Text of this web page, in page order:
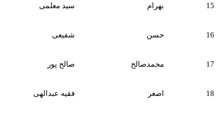
15 بهرام سید معلمی
16 حسن شفیعی
17 محمدصالح صالح پور
18 اصغر فقیه عبدالهی